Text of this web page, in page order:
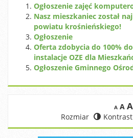
Ogłoszenie zajęć
Nasz mieszkaniec został
powiatu krośnieńskiego!
Ogłoszenie
Oferta zdobycia do 100%
instalacje OZE dla
Ogłoszenie Gminnego
A A A
Rozmiar Kontrast